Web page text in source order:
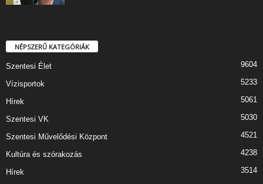
NÉPSZERŰ KATEGÓRIÁK
Szentesi Élet 9604
Vízisportok 5233
Hírek 5061
Szentesi VK 5030
Szentesi Művelődési Központ 4521
Kultúra és szórakozás 4238
Hírek 3514